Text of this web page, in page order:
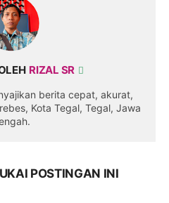
RIZAL SR
berita cepat, akurat,
Kota Tegal, Tegal, Jawa
POSTINGAN INI